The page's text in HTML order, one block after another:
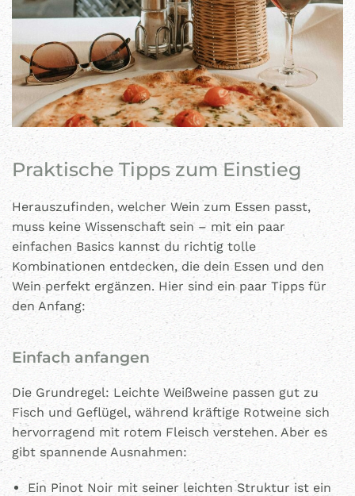
Praktische Tipps zum Einstieg
Herauszufinden, welcher Wein zum Essen passt,
muss keine Wissenschaft sein – mit ein paar
einfachen Basics kannst du richtig tolle
Kombinationen entdecken, die dein Essen und den
Wein perfekt ergänzen. Hier sind ein paar Tipps für
den Anfang:
Einfach anfangen
Die Grundregel: Leichte Weißweine passen gut zu
Fisch und Geflügel, während kräftige Rotweine sich
hervorragend mit rotem Fleisch verstehen. Aber es
gibt spannende Ausnahmen:
Ein Pinot Noir mit seiner leichten Struktur ist ein